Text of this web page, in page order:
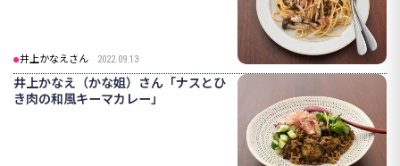
井上かなえさん 2022.09.13
井上かなえ（かな姐）さん「ナスとひ
き肉の和風キーマカレー」